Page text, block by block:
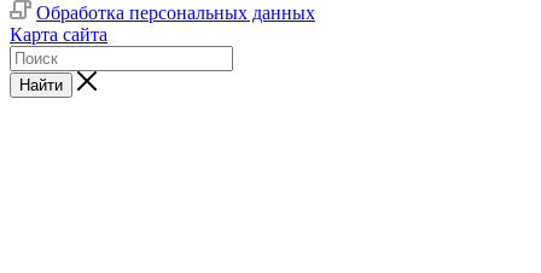
Обработка персональных данных
Карта сайта
Найти